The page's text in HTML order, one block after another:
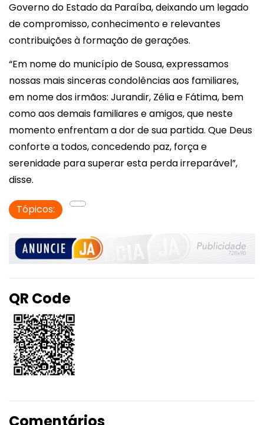
Governo do Estado da Paraíba, deixando um legado
de compromisso, conhecimento e relevantes
contribuições à formação de gerações.
“Em nome do município de Sousa, expressamos
nossas mais sinceras condolências aos familiares,
em nome dos irmãos: Jurandir, Zélia e Fátima, bem
como aos demais familiares e amigos, que neste
momento enfrentam a dor de sua partida. Que Deus
conforte a todos, concedendo paz, força e
serenidade para superar esta perda irreparável”,
disse.
Tópicos:
QR Code